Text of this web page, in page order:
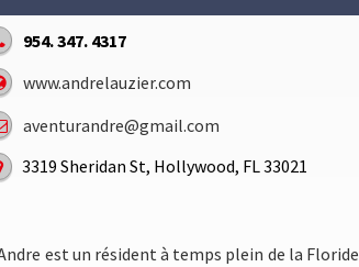
954. 347. 4317
www.andrelauzier.com
aventurandre@gmail.com
3319 Sheridan St, Hollywood, FL 33021
est un résident à temps plein de la Floride